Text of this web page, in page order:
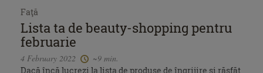
Faţă
Lista ta de beauty-shopping pentru
februarie
4 February 2022
~9 min.
Dacă încă lucrezi la lista de produse de îngrijire și răsfăț